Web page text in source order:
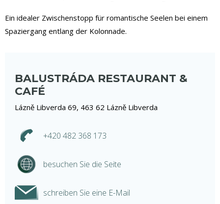
Ein idealer Zwischenstopp für romantische Seelen bei einem
Spaziergang entlang der Kolonnade.
BALUSTRÁDA RESTAURANT &
CAFÉ
Lázně Libverda 69, 463 62 Lázně Libverda
+420 482 368 173
besuchen Sie die Seite
schreiben Sie eine E-Mail